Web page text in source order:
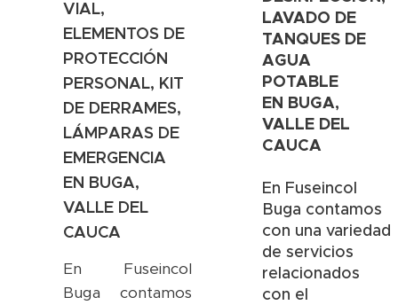
VIAL,
ELEMENTOS DE
PROTECCIÓN
PERSONAL, KIT
DE DERRAMES,
LÁMPARAS DE
EMERGENCIA
EN BUGA,
VALLE DEL
CAUCA
En Fuseincol
Buga contamos
LAVADO DE
TANQUES DE
AGUA
POTABLE
EN BUGA,
VALLE DEL
CAUCA
En Fuseincol
Buga contamos
con una variedad
de servicios
relacionados
con el